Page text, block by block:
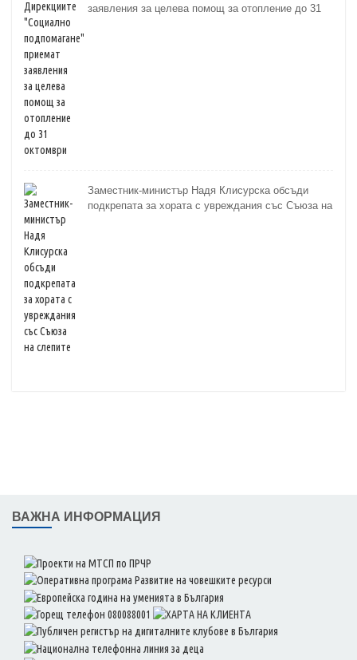
заявления за целева помощ за отопление до 31
Заместник-министър Надя Клисурска обсъди
подкрепата за хората с увреждания със Съюза на
ВАЖНА ИНФОРМАЦИЯ